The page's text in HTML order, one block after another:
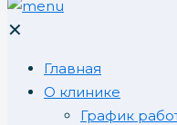
✕
Главная
О клинике
График